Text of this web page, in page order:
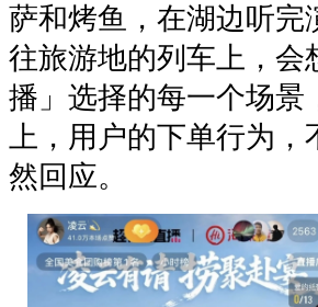
萨和烤鱼，在湖边听完
往旅游地的列车上，会
播」选择的每一个场景
上，用户的下单行为
然回应。